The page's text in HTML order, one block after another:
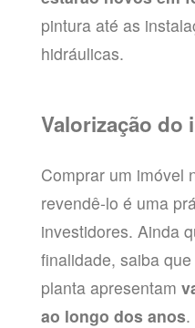
pintura até as
hidráulicas.
Valorização do
Comprar um imóvel
revendê-lo é uma
investidores. Ainda
finalidade, saiba
planta apresentam
ao longo dos anos.